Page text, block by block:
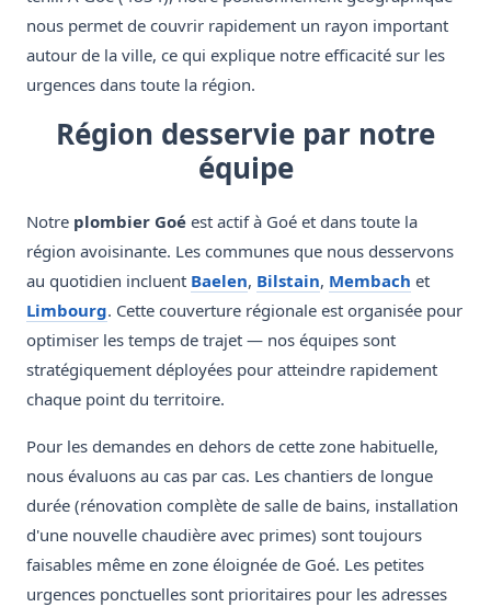
nous permet de couvrir rapidement un rayon important
autour de la ville, ce qui explique notre efficacité sur les
urgences dans toute la région.
Région desservie par notre
équipe
Notre plombier Goé est actif à Goé et dans toute la
région avoisinante. Les communes que nous desservons
au quotidien incluent Baelen, Bilstain, Membach et
Limbourg. Cette couverture régionale est organisée pour
optimiser les temps de trajet — nos équipes sont
stratégiquement déployées pour atteindre rapidement
chaque point du territoire.
Pour les demandes en dehors de cette zone habituelle,
nous évaluons au cas par cas. Les chantiers de longue
durée (rénovation complète de salle de bains, installation
d'une nouvelle chaudière avec primes) sont toujours
faisables même en zone éloignée de Goé. Les petites
urgences ponctuelles sont prioritaires pour les adresses